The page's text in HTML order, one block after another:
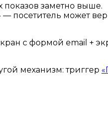
заметно выше.
— посетитель может
с формой email +
механизм: триггер